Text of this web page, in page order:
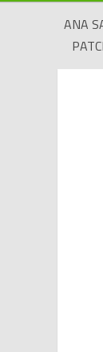
ANA